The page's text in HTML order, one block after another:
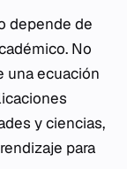
depende de
No
una ecuación
y ciencias,
para